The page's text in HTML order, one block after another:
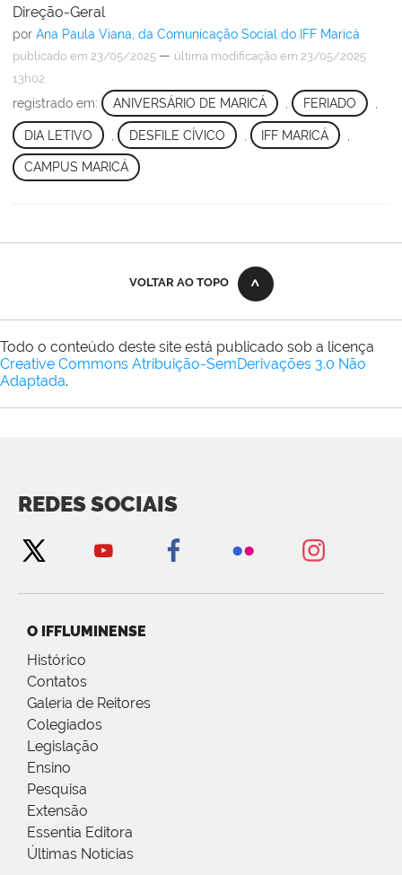
Direção-Geral
por Ana Paula Viana, da Comunicação Social do IFF Maricá
publicado em 23/05/2025 — última modificação em 23/05/2025
13h02
registrado em: ANIVERSÁRIO DE MARICÁ FERIADO
DIA LETIVO DESFILE CÍVICO IFF MARICÁ
CAMPUS MARICÁ
VOLTAR AO TOPO
Todo o conteúdo deste site está publicado sob a licença
Creative Commons Atribuição-SemDerivações 3.0 Não
Adaptada.
REDES SOCIAIS
O IFFLUMINENSE
Histórico
Contatos
Galeria de Reitores
Colegiados
Legislação
Ensino
Pesquisa
Extensão
Essentia Editora
Últimas Notícias